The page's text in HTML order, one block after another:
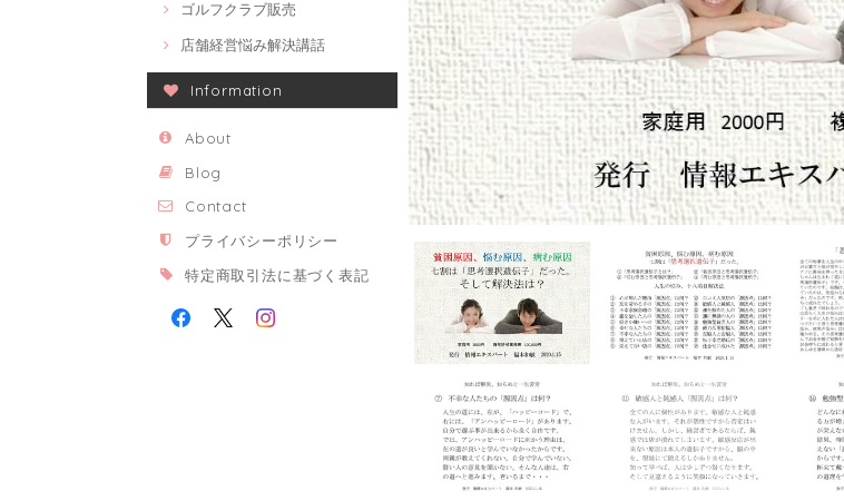
ゴルフクラブ販売
店舗経営悩み解決講話
Information
About
Blog
Contact
プライバシーポリシー
特定商取引法に基づく表記